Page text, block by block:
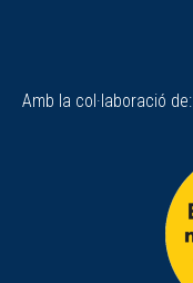
Amb la col·laboració de: